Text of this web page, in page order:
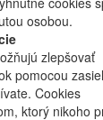
osobou.
zlepšovať
pomocou
Cookies
ktorý nikoho